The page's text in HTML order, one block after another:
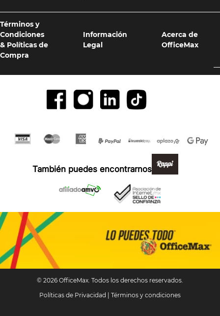
Términos y
Condiciones
& Políticas de
Compra
Información
Legal
Acerca de
OfficeMax
Formas de pago y compra 100% segura
También puedes encontrarnos en:
© 2026 OfficeMax. Todos los derechos reservados.
Políticas de Privacidad
Términos y condiciones